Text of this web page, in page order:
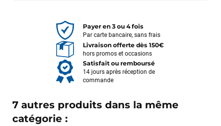
Payer en 3 ou 4 fois
Par carte bancaire, sans frais
Livraison offerte dès 150€
hors promos et occasions
Satisfait ou remboursé
14 jours après réception de
commande
7 autres produits dans la même
catégorie :